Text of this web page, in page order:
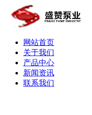
网站首页
关于我们
产品中心
新闻资讯
联系我们